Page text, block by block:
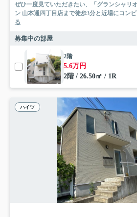
ぜひ一度見ていただきたい、「グランシャリ
ン 山本通四丁目店まで徒歩3分と近場にコン
る
募集中の部屋
2階
5.6万円
2階 / 26.50㎡ / 1R
ハイツ